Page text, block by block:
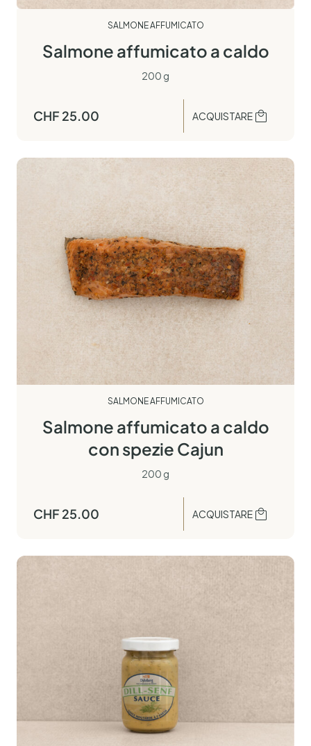
SALMONE AFFUMICATO
Salmone affumicato a caldo
200 g
CHF 25.00 ACQUISTARE
SALMONE AFFUMICATO
Salmone affumicato a caldo
con spezie Cajun
200 g
CHF 25.00 ACQUISTARE